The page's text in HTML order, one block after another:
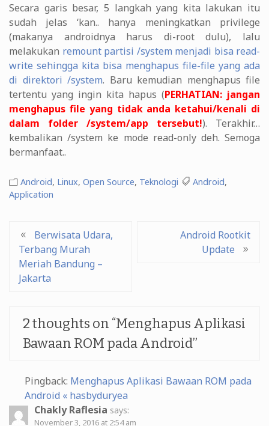
Secara garis besar, 5 langkah yang kita lakukan itu
sudah jelas ‘kan.. hanya meningkatkan privilege
(makanya androidnya harus di-root dulu), lalu
melakukan remount partisi /system menjadi bisa read-
write sehingga kita bisa menghapus file-file yang ada
di direktori /system. Baru kemudian menghapus file
tertentu yang ingin kita hapus (PERHATIAN: jangan
menghapus file yang tidak anda ketahui/kenali di
dalam folder /system/app tersebut!). Terakhir…
kembalikan /system ke mode read-only deh. Semoga
bermanfaat..
Android, Linux, Open Source, Teknologi Android,
Application
Post
navigation
Berwisata Udara,
Terbang Murah
Meriah Bandung –
Jakarta
Android Rootkit
Update
2 thoughts on “Menghapus Aplikasi
Bawaan ROM pada Android”
Pingback: Menghapus Aplikasi Bawaan ROM pada
Android « hasbyduryea
Chakly Raflesia says:
November 3, 2016 at 2:54 am